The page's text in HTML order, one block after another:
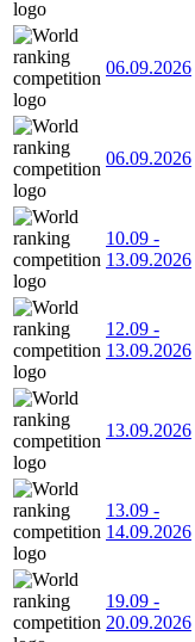
06.09.2026
06.09.2026
10.09 -
13.09.2026
12.09 -
13.09.2026
13.09.2026
13.09 -
14.09.2026
19.09 -
20.09.2026